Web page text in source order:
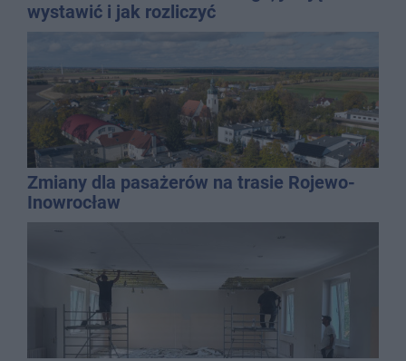
wystawić i jak rozliczyć
Zmiany dla pasażerów na trasie Rojewo-
Inowrocław